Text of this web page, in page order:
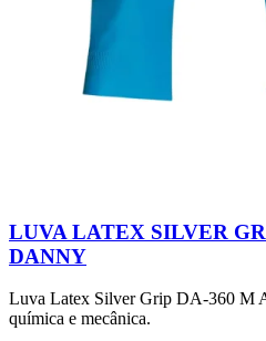
LUVA LATEX SILVER
DANNY
Luva Latex Silver Grip DA-360 M
química e mecânica.